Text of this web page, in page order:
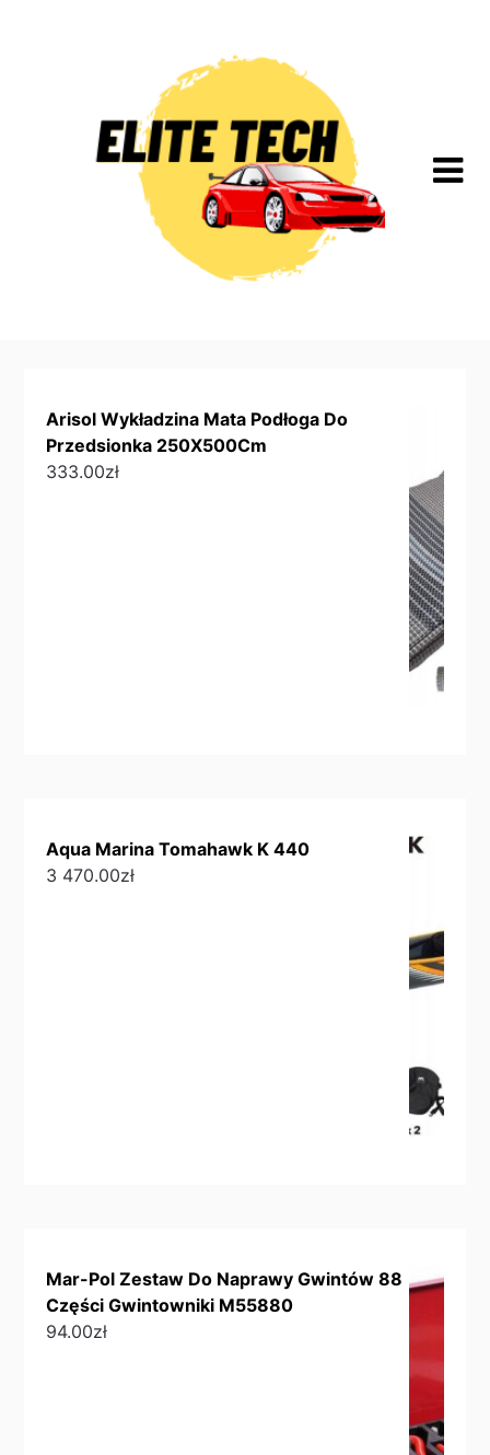
Arisol Wykładzina Mata Podłoga Do
Przedsionka 250X500Cm
333.00zł
Aqua Marina Tomahawk K 440
3 470.00zł
Mar-Pol Zestaw Do Naprawy Gwintów 88
Części Gwintowniki M55880
94.00zł